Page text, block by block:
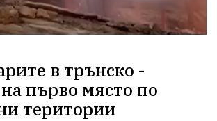
в трънско -
първо място по
територии